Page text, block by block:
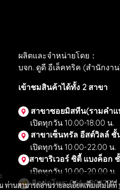
ผลิตและจำหน่ายโดย：
บจก. ดูดี อีเล็คทริค (สำนักงา
เข้าชมสินค้าได้ทั้ง 2 สาขา
สาขาซอยมิสทีน(รามคำแ
เปิดทุกวัน 10.00-18.00 น.
สาขาเซ็นทรัล อีสต์วิลล์ ชั้
เปิดทุกวัน 10.00-22.00 น.
สาขาริเวอร์ ซิตี้ แบงค็อก
เปิดทุกวัน 10.00-20.00 น.
ติดต่อโทร: 064-4804291
ท่านสามารถอ่านรายละเอียดเพิ่มเติมได้ที่